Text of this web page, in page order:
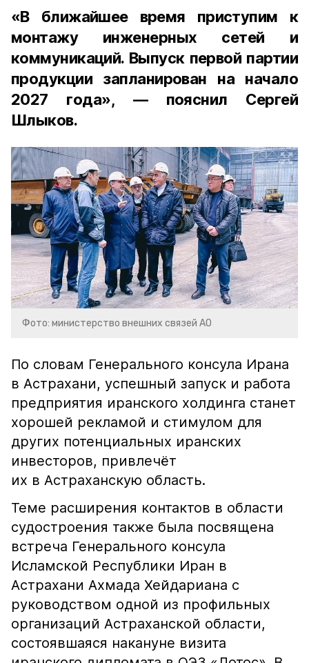
«В ближайшее время приступим к
монтажу инженерных сетей и
коммуникаций. Выпуск первой партии
продукции запланирован на начало
2027 года», — пояснил Сергей
Шлыков.
Фото: министерство внешних связей АО
По словам Генерального консула Ирана
в Астрахани, успешный запуск и работа
предприятия иранского холдинга станет
хорошей рекламой и стимулом для
других потенциальных иранских
инвесторов, привлечёт
их в Астраханскую область.
Теме расширения контактов в области
судостроения также была посвящена
встреча Генерального консула
Исламской Республики Иран в
Астрахани Ахмада Хейдариана с
руководством одной из профильных
организаций Астраханской области,
состоявшаяся накануне визита